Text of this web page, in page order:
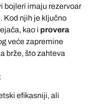
bojleri imaju rezervoar
Kod njih je ključno
kao i provera
veće zapremine
brže, što zahteva
efikasniji, ali